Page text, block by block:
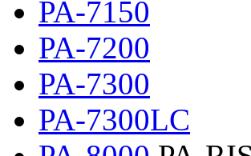
PA-7150
PA-7200
PA-7300
PA-7300LC